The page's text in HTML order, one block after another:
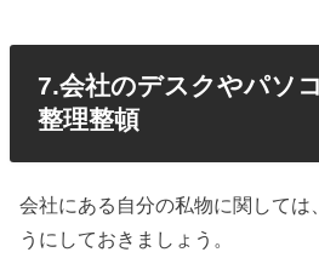
7.会社のデスクやパソ
整理整頓
会社にある自分の私物に関しては
うにしておきましょう。